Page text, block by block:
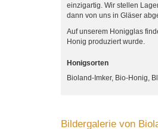
einzigartig. Wir stellen
dann von uns in Gläser
Auf unserem Honigglas
Honig produziert wurde.
Honigsorten
Bioland-Imker, Bio-Honig,
Bildergalerie von